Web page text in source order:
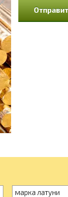
марка латуни